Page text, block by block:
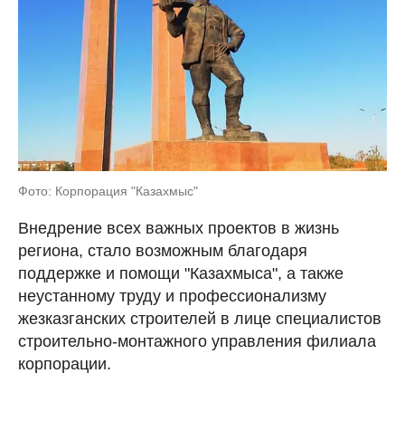
Фото: Корпорация "Казахмыс"
Внедрение всех важных проектов в жизнь
региона, стало возможным благодаря
поддержке и помощи "Казахмыса", а также
неустанному труду и профессионализму
жезказганских строителей в лице специалистов
строительно-монтажного управления филиала
корпорации.